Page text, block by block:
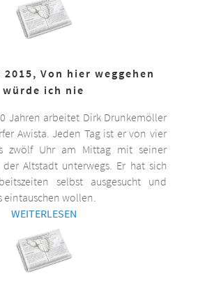
Von hier weggehen
würde ich nie
Jahren arbeitet Dirk Drunkemöller
Awista. Jeden Tag ist er von vier
zwölf Uhr am Mittag mit seiner
Altstadt unterwegs. Er hat sich
selbst ausgesucht und
wollen.
WEITERLESEN